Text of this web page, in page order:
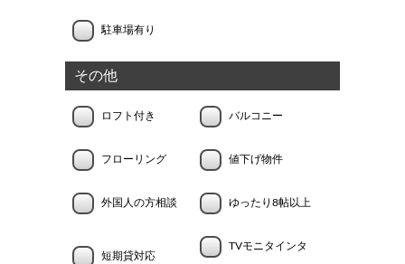
駐車場有り
その他
ロフト付き バルコニー
フローリング 値下げ物件
外国人の方相談 ゆったり8帖以上
短期貸対応
TVモニタインタ